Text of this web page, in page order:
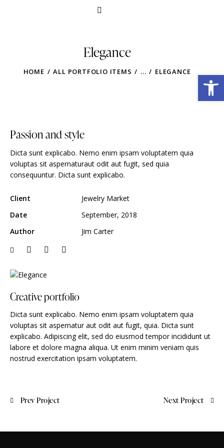
Elegance
HOME ALL PORTFOLIO ITEMS ... ELEGANCE
Creative portfolio
Dicta sunt explicabo. Nemo enim ipsam voluptatem quia
voluptas sit aspernatur aut odit aut fugit, quia. Dicta sunt
explicabo. Adipiscing elit, sed do eiusmod tempor incididunt ut
labore et dolore magna aliqua. Ut enim minim veniam quis
nostrud exercitation ipsam voluptatem.
Passion and style
Dicta sunt explicabo. Nemo enim ipsam voluptatem quia
voluptas sit aspernaturaut odit aut fugit, sed quia
consequuntur. Dicta sunt explicabo.
Client
Jewelry Market
Date
September, 2018
Author
Jim Carter
Prev Project Next Project
Obre la barra d'eines